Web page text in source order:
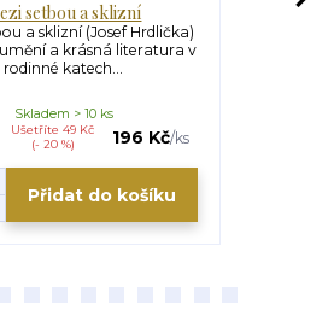
setbou a sklizní
a sklizní (Josef Hrdlička)
a krásná literatura v
rodinné katech...
Ušetříte 49 Kč
(- 20 %)
196 Kč/ks
Skladem > 10 ks
Přidat do košíku